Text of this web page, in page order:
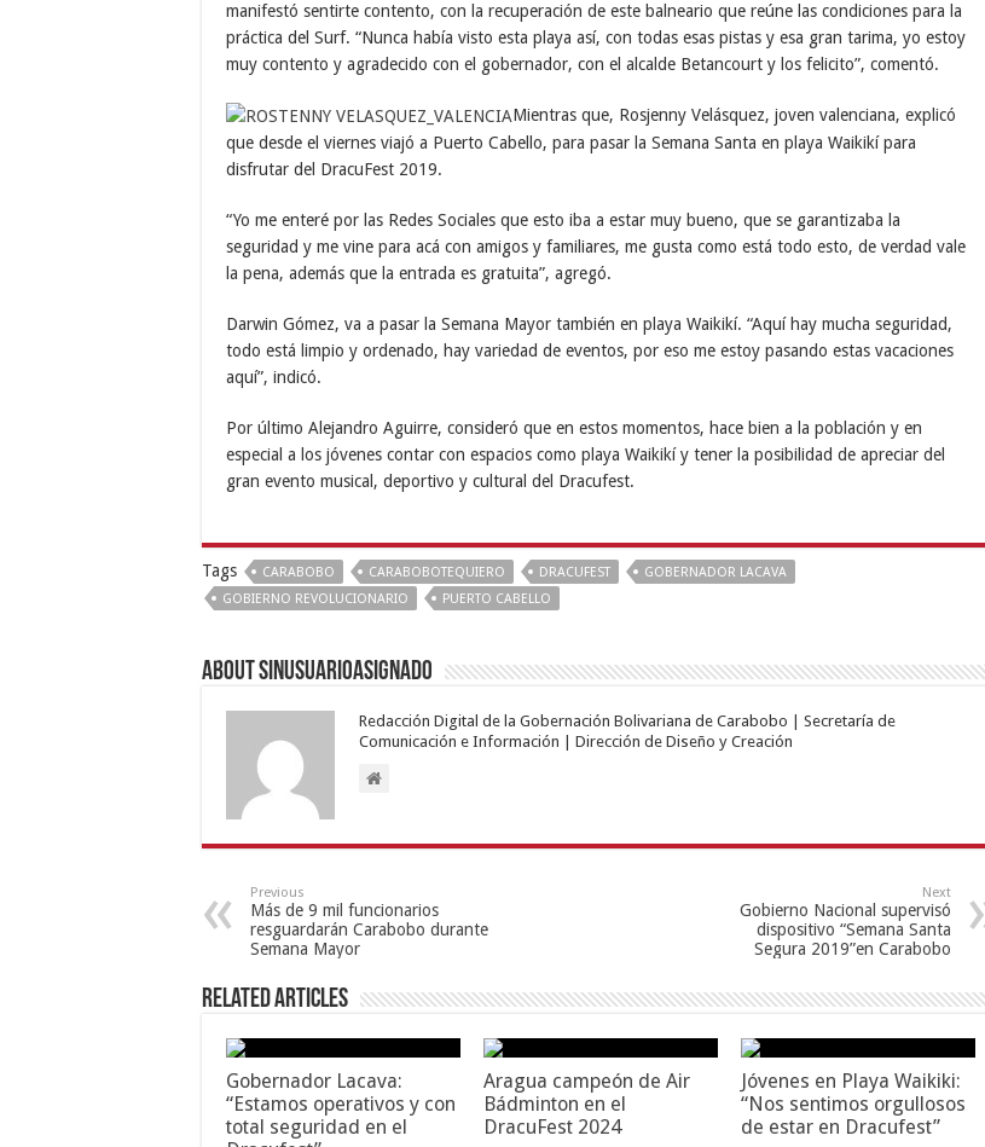
manifestó sentirte contento, con la recuperación de este balneario que reúne las condiciones para la
práctica del Surf. “Nunca había visto esta playa así, con todas esas pistas y esa gran tarima, yo estoy
muy contento y agradecido con el gobernador, con el alcalde Betancourt y los felicito”, comentó.
Mientras que, Rosjenny Velásquez, joven valenciana, explicó
que desde el viernes viajó a Puerto Cabello, para pasar la Semana Santa en playa Waikikí para
disfrutar del DracuFest 2019.
“Yo me enteré por las Redes Sociales que esto iba a estar muy bueno, que se garantizaba la
seguridad y me vine para acá con amigos y familiares, me gusta como está todo esto, de verdad vale
la pena, además que la entrada es gratuita”, agregó.
Darwin Gómez, va a pasar la Semana Mayor también en playa Waikikí. “Aquí hay mucha seguridad,
todo está limpio y ordenado, hay variedad de eventos, por eso me estoy pasando estas vacaciones
aquí”, indicó.
Por último Alejandro Aguirre, consideró que en estos momentos, hace bien a la población y en
especial a los jóvenes contar con espacios como playa Waikikí y tener la posibilidad de apreciar del
gran evento musical, deportivo y cultural del Dracufest.
Tags CARABOBO CARABOBOTEQUIERO DRACUFEST
GOBERNADOR LACAVA
GOBIERNO REVOLUCIONARIO
PUERTO CABELLO
About sinusuarioasignado
Redacción Digital de la Gobernación Bolivariana de Carabobo | Secretaría de
Comunicación e Información | Dirección de Diseño y Creación
Previous
Más de 9 mil funcionarios
resguardarán Carabobo durante
Semana Mayor
Next
Gobierno Nacional supervisó
dispositivo “Semana Santa
Segura 2019”en Carabobo
Related Articles
Gobernador Lacava:
“Estamos operativos y con
total seguridad en el
Aragua campeón de Air
Bádminton en el
DracuFest 2024
Jóvenes en Playa Waikiki:
“Nos sentimos orgullosos
de estar en Dracufest”